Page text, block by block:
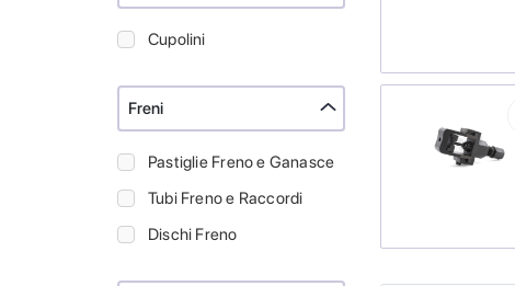
Cupolini
Freni
Pastiglie Freno e Ganasce
Tubi Freno e Raccordi
Dischi Freno